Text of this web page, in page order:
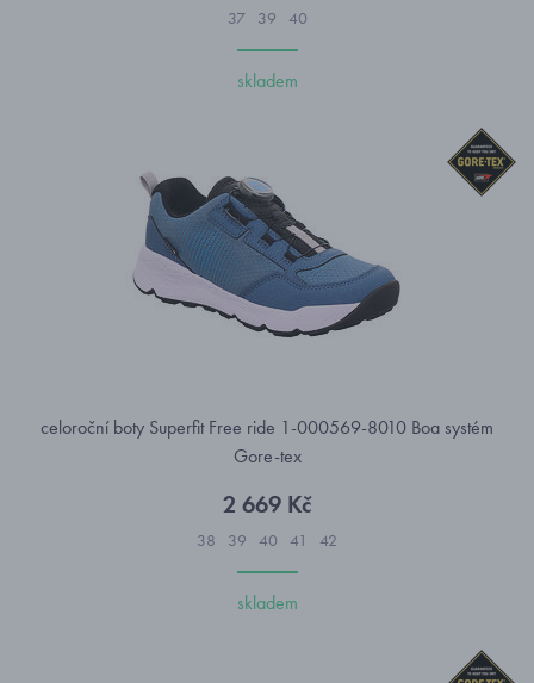
37 39 40
skladem
celoroční boty Superfit Free ride 1-000569-8010 Boa systém
Gore-tex
2 669 Kč
38 39 40 41 42
skladem